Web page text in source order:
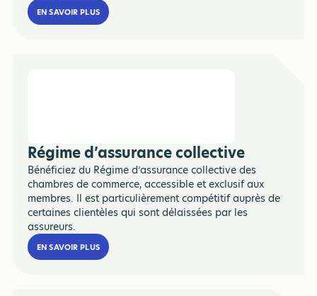
EN SAVOIR PLUS
Régime d’assurance collective
Bénéficiez du Régime d’assurance collective des
chambres de commerce, accessible et exclusif aux
membres. Il est particulièrement compétitif auprès de
certaines clientèles qui sont délaissées par les
assureurs.
EN SAVOIR PLUS